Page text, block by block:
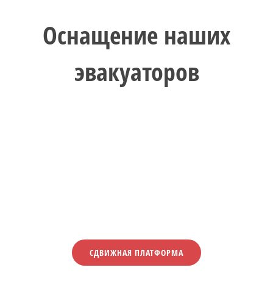
Оснащение наших
эвакуаторов
СДВИЖНАЯ ПЛАТФОРМА